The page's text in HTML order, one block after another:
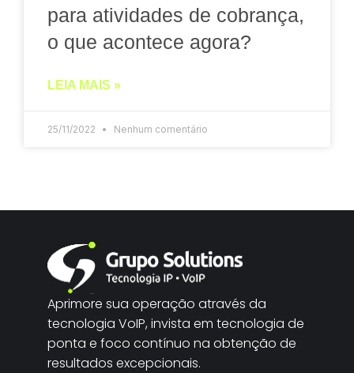
para atividades de cobrança,
o que acontece agora?
LEIA MAIS »
25/11/2022 Nenhum comentário
Aprimore sua operação através da
tecnologia VoIP, invista em tecnologia de
ponta e foco contínuo na obtenção de
resultados excepcionais.